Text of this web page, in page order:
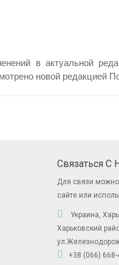
в актуальной
новой редакцией
Связаться С
Для связи можно
сайте или
Украина,
Харьковский
+38 (066) 668-